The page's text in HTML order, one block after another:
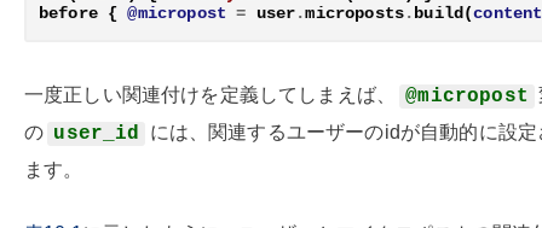
before { @micropost = user.microposts. build (
一度正しい関連付けを定義してしまえば、 @micropost
の user_id
には、関連するユーザーのidが自動的に設定
ます。